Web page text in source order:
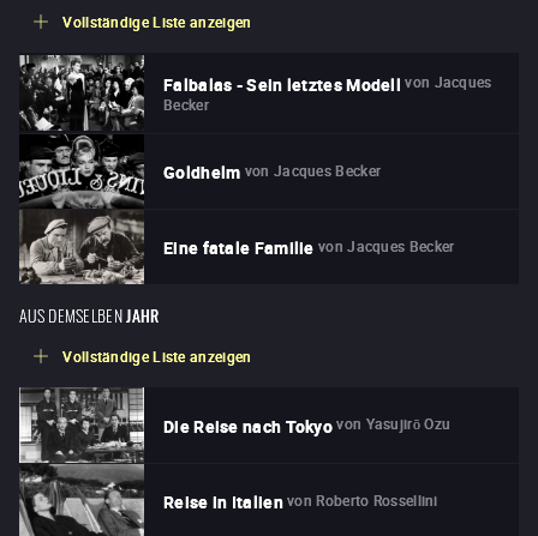
Vollständige Liste anzeigen
Falbalas - Sein letztes Modell von Jacques
Becker
Goldhelm von Jacques Becker
Eine fatale Familie von Jacques Becker
AUS DEMSELBENJAHR
Vollständige Liste anzeigen
Die Reise nach Tokyo von Yasujirō Ozu
Reise in Italien von Roberto Rossellini